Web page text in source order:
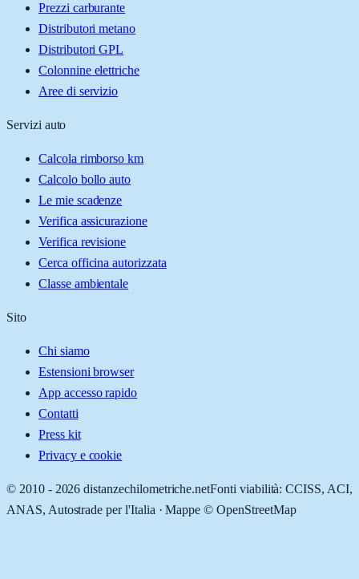
Prezzi carburante
Distributori metano
Distributori GPL
Colonnine elettriche
Aree di servizio
Servizi auto
Calcola rimborso km
Calcolo bollo auto
Le mie scadenze
Verifica assicurazione
Verifica revisione
Cerca officina autorizzata
Classe ambientale
Sito
Chi siamo
Estensioni browser
App accesso rapido
Contatti
Press kit
Privacy e cookie
© 2010 - 2026 distanzechilometriche.netFonti viabilità: CCISS, ACI,
ANAS, Autostrade per l'Italia · Mappe © OpenStreetMap